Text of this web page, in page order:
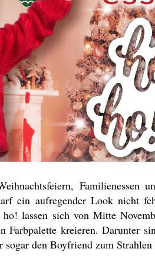
Familienessen
ein aufregender Look nicht
lassen sich von Mitte
kreieren. Darunter
sogar den Boyfriend zum